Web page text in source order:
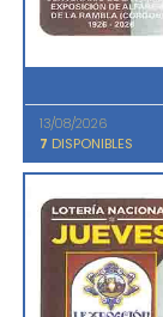
13/08/2026
7 DISPONIBLES